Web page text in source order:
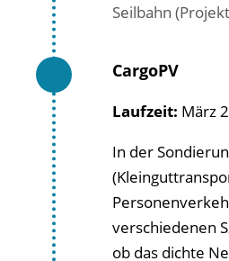
Seilbahn
CargoPV
Laufzeit: März
In der
verschiedenen
ob das dichte